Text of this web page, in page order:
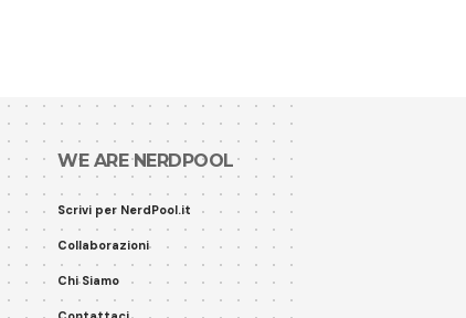
WE ARE NERDPOOL
Scrivi per NerdPool.it
Collaborazioni
Chi Siamo